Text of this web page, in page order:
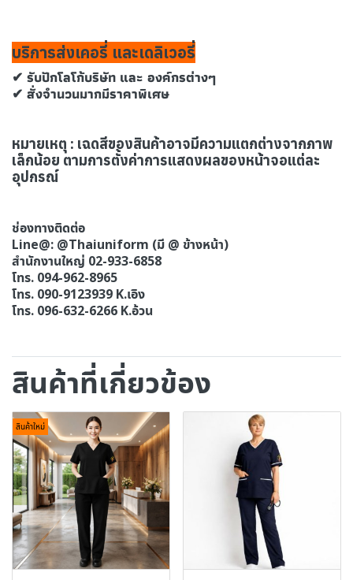
บริการส่งเคอรี่ และเดลิเวอรี่
✔ รับปักโลโก้บริษัท และ องค์กรต่างๆ
✔ สั่งจำนวนมากมีราคาพิเศษ
หมายเหตุ : เฉดสีของสินค้าอาจมีความแตกต่างจากภาพ
เล็กน้อย ตามการตั้งค่าการแสดงผลของหน้าจอแต่ละ
อุปกรณ์
ช่องทางติดต่อ
Line@: @Thaiuniform (มี @ ข้างหน้า)
สำนักงานใหญ่ 02-933-6858
โทร. 094-962-8965
โทร. 090-9123939 K.เอิง
โทร. 096-632-6266 K.อ้วน
สินค้าที่เกี่ยวข้อง
สินค้าใหม่